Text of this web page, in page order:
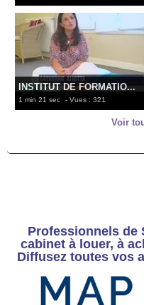
INSTITUT DE FORMATIO...
1 min 21 sec - Vues : 321
Voir
Professionnels de
cabinet à louer, à
Diffusez toutes vos